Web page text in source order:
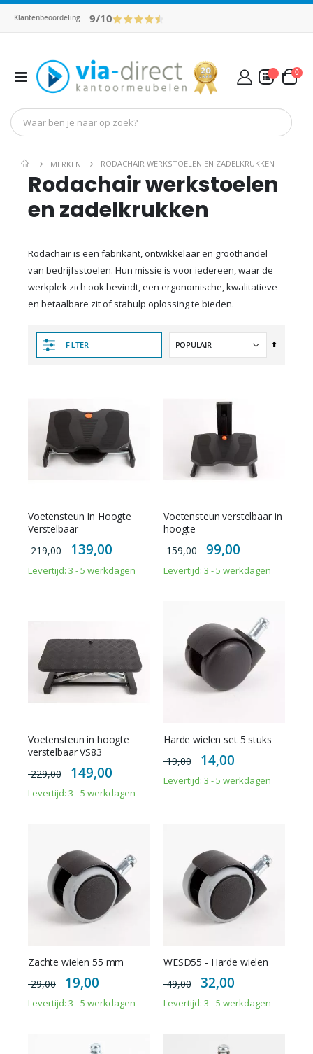
Klantenbeoordeling 9/10
Toggle
Nav
Cart
0
MERKEN RODACHAIR WERKSTOELEN EN ZADELKRUKKEN
Rodachair werkstoelen
en zadelkrukken
Rodachair is een fabrikant, ontwikkelaar en groothandel
van bedrijfsstoelen. Hun missie is voor iedereen, waar de
werkplek zich ook bevindt, een ergonomische, kwalitatieve
en betaalbare zit of stahulp oplossing te bieden.
FILTER
Van
Voetensteun In Hoogte
Verstelbaar
219,00
Special
Price
139,00
Levertijd: 3 - 5 werkdagen
Voetensteun verstelbaar in
hoogte
159,00
Special
Price
99,00
Levertijd: 3 - 5 werkdagen
Voetensteun in hoogte
verstelbaar VS83
229,00
Special
Price
149,00
Levertijd: 3 - 5 werkdagen
Harde wielen set 5 stuks
19,00
Special
Price
14,00
Levertijd: 3 - 5 werkdagen
Zachte wielen 55 mm
29,00
Special
Price
19,00
Levertijd: 3 - 5 werkdagen
WESD55 - Harde wielen
49,00
Special
Price
32,00
Levertijd: 3 - 5 werkdagen